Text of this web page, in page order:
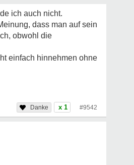
ich auch nicht.
dass man auf sein
obwohl die
einfach hinnehmen ohne
x 1 #9542